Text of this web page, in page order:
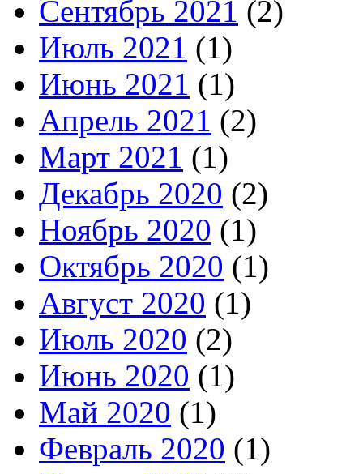
Сентябрь 2021 (2)
Июль 2021 (1)
Июнь 2021 (1)
Апрель 2021 (2)
Март 2021 (1)
Декабрь 2020 (2)
Ноябрь 2020 (1)
Октябрь 2020 (1)
Август 2020 (1)
Июль 2020 (2)
Июнь 2020 (1)
Май 2020 (1)
Февраль 2020 (1)